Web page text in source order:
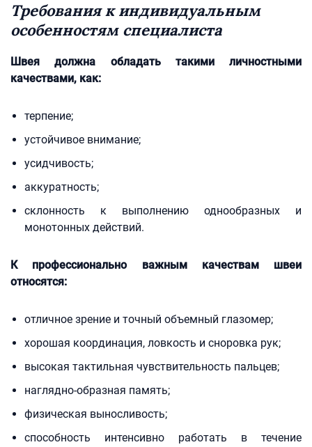
Требования к индивидуальным
особенностям специалиста
Швея должна обладать такими личностными
качествами, как:
терпение;
устойчивое внимание;
усидчивость;
аккуратность;
склонность к выполнению однообразных и
монотонных действий.
К профессионально важным качествам швеи
относятся:
отличное зрение и точный объемный глазомер;
хорошая координация, ловкость и сноровка рук;
высокая тактильная чувствительность пальцев;
наглядно-образная память;
физическая выносливость;
способность интенсивно работать в течение